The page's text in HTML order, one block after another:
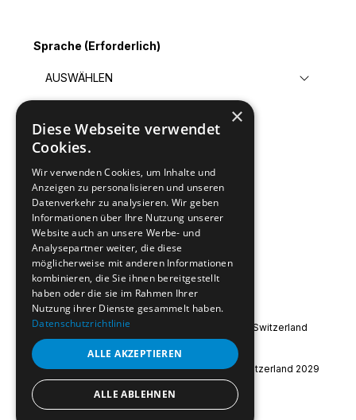
Sprache (Erforderlich)
Senden
Special Olympics International
Special Olympics Switzerland
Impressum
Datenschutz
© 2026 Special Olympics World Winter Games Switzerland 2029
instagram
facebook
youtubelinkedin
×
Diese Webseite verwendet
Cookies.
Wir verwenden Cookies, um Inhalte und
Anzeigen zu personalisieren und unseren
Datenverkehr zu analysieren. Wir geben
Informationen über Ihre Nutzung unserer
Website auch an unsere Werbe- und
Analysepartner weiter, die diese
möglicherweise mit anderen Informationen
kombinieren, die Sie ihnen bereitgestellt
haben oder die sie im Rahmen Ihrer
Nutzung ihrer Dienste gesammelt haben.
Datenschutzrichtlinie
ALLE AKZEPTIEREN
ALLE ABLEHNEN